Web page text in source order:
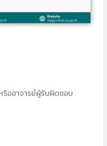
ออาจารย์ผู้รับผิดชอบ